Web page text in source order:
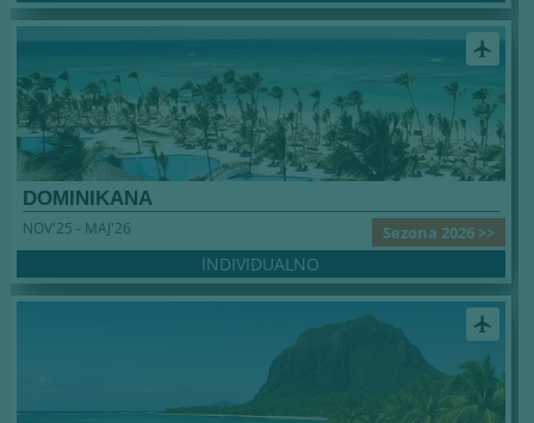
airplanemode_active
DOMINIKANA
Sezona 2026 >>
NOV'25 - MAJ'26
INDIVIDUALNO
airplanemode_active